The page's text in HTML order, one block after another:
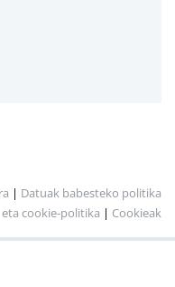
| Datuak babesteko politika
eta cookie-politika | Cookieak